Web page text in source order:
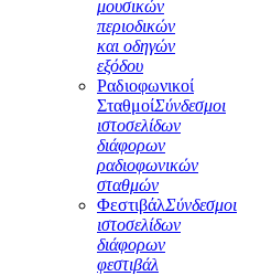
μουσικών
περιοδικών
και οδηγών
εξόδου
Ραδιοφωνικοί
ΣταθμοίΣύνδεσμοι
ιστοσελίδων
διάφορων
ραδιοφωνικών
σταθμών
ΦεστιβάλΣύνδεσμοι
ιστοσελίδων
διάφορων
φεστιβάλ